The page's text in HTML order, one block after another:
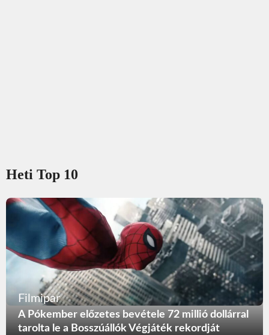
Heti Top 10
Filmipar
A Pókember előzetes bevétele 72 millió dollárral
tarolta le a Bosszúállók Végjáték rekordját